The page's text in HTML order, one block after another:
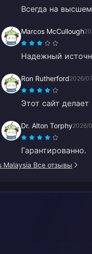
Всегда на
Marcos McCullough
Надежный
Ron Rutherford2026/
Этот сайт
Dr. Alton Torphy2026/
Гарантированно.
Malaysia Все отзывы